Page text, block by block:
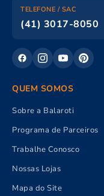
TELEFONE / SAC
(41) 3017-8050
QUEM SOMOS
Sobre a Balaroti
Programa de Parceiros
Trabalhe Conosco
Nossas Lojas
Mapa do Site